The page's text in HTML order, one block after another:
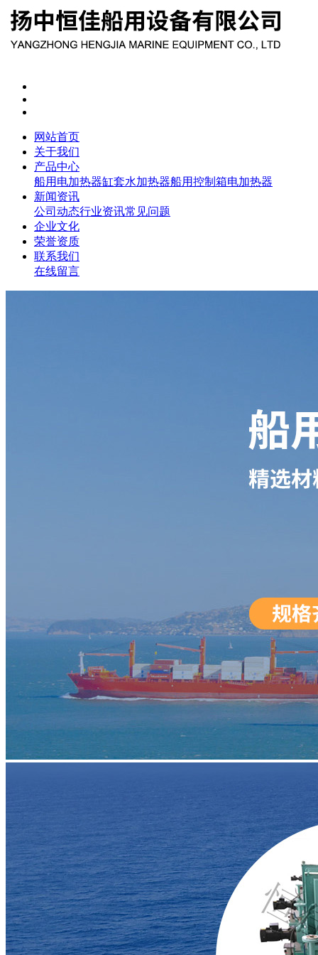
网站首页
关于我们
产品中心
船用电加热器缸套水加热器船用控制箱电加热器
新闻资讯
公司动态行业资讯常见问题
企业文化
荣誉资质
联系我们
在线留言